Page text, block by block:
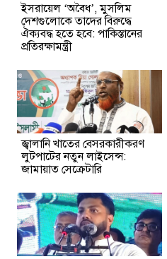
ইসরায়েল ‘অবৈধ’, মুসলিম
দেশগুলোকে তাদের বিরুদ্ধে
ঐক্যবদ্ধ হতে হবে: পাকিস্তানের
প্রতিরক্ষামন্ত্রী
জ্বালানি খাতের বেসরকারীকরণ
লুটপাটের নতুন লাইসেন্স:
জামায়াত সেক্রেটারি